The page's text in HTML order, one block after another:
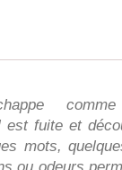
est fuite et
mots,